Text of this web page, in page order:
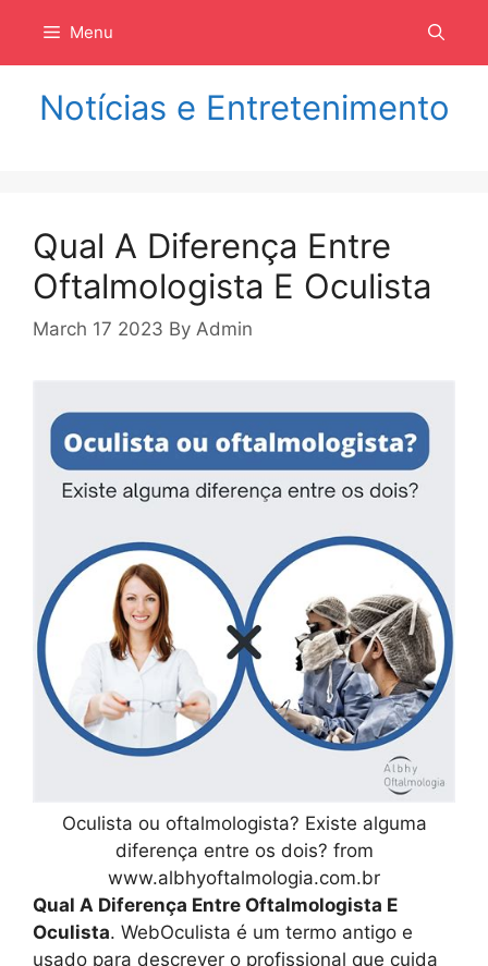
isi
Menu
Notícias e Entretenimento
Qual A Diferença Entre
Oftalmologista E Oculista
March 17 2023 By Admin
Oculista ou oftalmologista? Existe alguma
diferença entre os dois? from
www.albhyoftalmologia.com.br
Qual A Diferença Entre Oftalmologista E
Oculista. WebOculista é um termo antigo e
usado para descrever o profissional que cuida